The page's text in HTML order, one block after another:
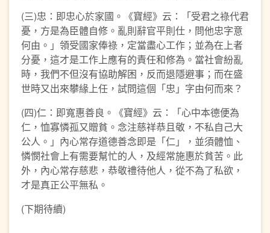
(三)忠：即忠心於家國。《寶經》云：「受君之祿代君
憂，方是為臣體自修。亂則辭官平則仕，問他忠字意
何由。」領受國家俸祿，定當盡心工作；並為在上者
分憂，這才是工作上應有的責任和修為。當社會紛亂
時，我們不但沒有協助解困，反而退隱避事；而在盛
世時又出來攀緣上任，試問這個「忠」字由何而來？
(四)仁：即寬惠善良。《寶經》云：「心中本德便為
仁，恤寡憐孤又贈貧。念注慈祥恭且敬，不私自己大
公人。」內心常存道德善念即是「仁」，並須體恤、
憐憫社會上有需要幫忙的人，及經常施惠於貧苦。此
外，內心常存慈悲，恭敬禮待他人，從不為了私欲，
才是真正公平無私。
(下期待續)